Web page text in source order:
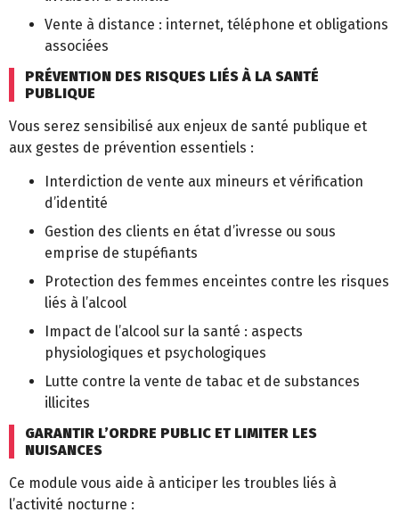
Vente à distance : internet, téléphone et obligations
associées
PRÉVENTION DES RISQUES LIÉS À LA SANTÉ
PUBLIQUE
Vous serez sensibilisé aux enjeux de santé publique et
aux gestes de prévention essentiels :
Interdiction de vente aux mineurs et vérification
d’identité
Gestion des clients en état d’ivresse ou sous
emprise de stupéfiants
Protection des femmes enceintes contre les risques
liés à l’alcool
Impact de l’alcool sur la santé : aspects
physiologiques et psychologiques
Lutte contre la vente de tabac et de substances
illicites
GARANTIR L’ORDRE PUBLIC ET LIMITER LES
NUISANCES
Ce module vous aide à anticiper les troubles liés à
l’activité nocturne :